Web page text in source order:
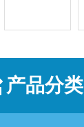
产品分类